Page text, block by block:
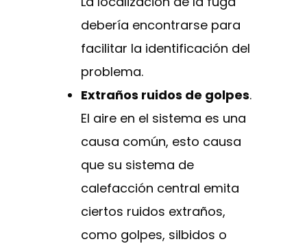
debería encontrarse para
facilitar la identificación del
problema.
Extraños ruidos de golpes.
El aire en el sistema es una
causa común, esto causa
que su sistema de
calefacción central emita
ciertos ruidos extraños,
como golpes, silbidos o